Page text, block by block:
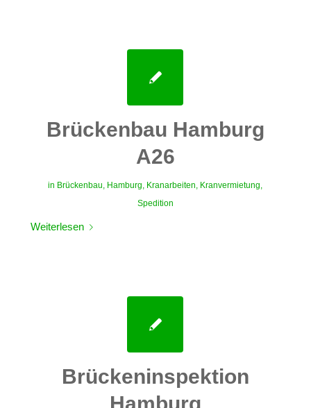
Brückenbau Hamburg
A26
in Brückenbau Hamburg Kranarbeiten Kranvermietung
Spedition
Weiterlesen
Brückeninspektion